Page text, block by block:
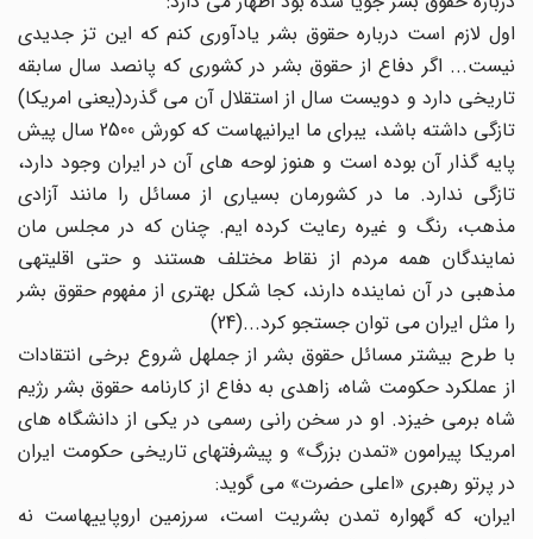
اول لازم است درباره حقوق بشر یادآوری کنم که این تز جدیدی
نیست... اگر دفاع از حقوق بشر در کشوری که پانصد سال سابقه
تاریخی دارد و دویست سال از استقلال آن می گذرد(یعنی امریکا)
تازگی داشته باشد، یبرای ما ایرانیهاست که کورش 2500 سال پیش
پایه گذار آن بوده است و هنوز لوحه های آن در ایران وجود دارد،
تازگی ندارد. ما در کشورمان بسیاری از مسائل را مانند آزادی
مذهب، رنگ و غیره رعایت کرده ایم. چنان که در مجلس مان
نمایندگان همه مردم از نقاط مختلف هستند و حتی اقلیتهی
مذهبی در آن نماینده دارند، کجا شکل بهتری از مفهوم حقوق بشر
را مثل ایران می توان جستجو کرد...(24)
با طرح بیشتر مسائل حقوق بشر از جملهل شروع برخی انتقادات
از عملکرد حکومت شاه، زاهدی به دفاع از کارنامه حقوق بشر رژیم
شاه برمی خیزد. او در سخن رانی رسمی در یکی از دانشگاه های
امریکا پیرامون «تمدن بزرگ» و پیشرفتهای تاریخی حکومت ایران
در پرتو رهبری «اعلی حضرت» می گوید:
ایران، که گهواره تمدن بشریت است، سرزمین اروپاییهاست نه